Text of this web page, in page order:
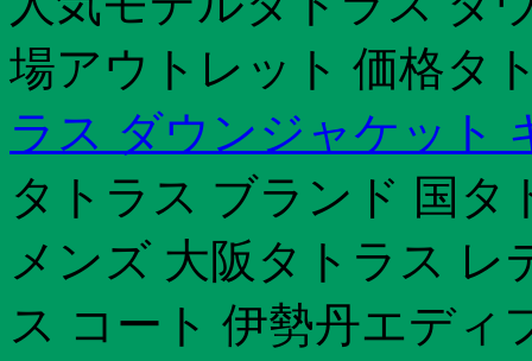
場アウトレット 価格タ
ラス ダウンジャケット
タトラス ブランド 国
メンズ 大阪タトラス
ス コート 伊勢丹エディ